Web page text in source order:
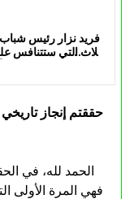
فريد نزار رئيس شباب
الثلاث التي ستتنافس
حققتم إنجاز
الحمد لله، في
فهي المرة الأولى